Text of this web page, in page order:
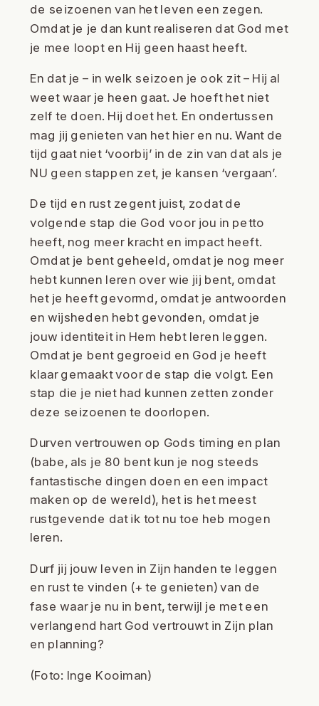
de seizoenen van het leven een zegen.
Omdat je je dan kunt realiseren dat God met
je mee loopt en Hij geen haast heeft.
En dat je – in welk seizoen je ook zit – Hij al
weet waar je heen gaat. Je hoeft het niet
zelf te doen. Hij doet het. En ondertussen
mag jij genieten van het hier en nu. Want de
tijd gaat niet ‘voorbij’ in de zin van dat als je
NU geen stappen zet, je kansen ‘vergaan’.
De tijd en rust zegent juist, zodat de
volgende stap die God voor jou in petto
heeft, nog meer kracht en impact heeft.
Omdat je bent geheeld, omdat je nog meer
hebt kunnen leren over wie jij bent, omdat
het je heeft gevormd, omdat je antwoorden
en wijsheden hebt gevonden, omdat je
jouw identiteit in Hem hebt leren leggen.
Omdat je bent gegroeid en God je heeft
klaar gemaakt voor de stap die volgt. Een
stap die je niet had kunnen zetten zonder
deze seizoenen te doorlopen.
Durven vertrouwen op Gods timing en plan
(babe, als je 80 bent kun je nog steeds
fantastische dingen doen en een impact
maken op de wereld), het is het meest
rustgevende dat ik tot nu toe heb mogen
leren.
Durf jij jouw leven in Zijn handen te leggen
en rust te vinden (+ te genieten) van de
fase waar je nu in bent, terwijl je met een
verlangend hart God vertrouwt in Zijn plan
en planning?
(Foto: Inge Kooiman)